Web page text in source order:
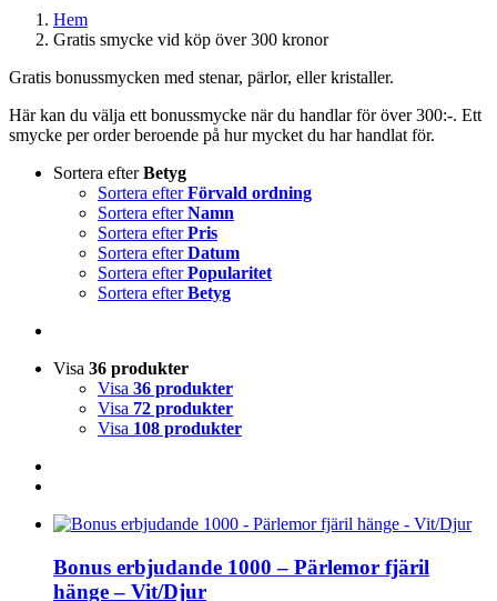
Hem
Gratis smycke vid köp över 300 kronor
Gratis bonussmycken med stenar, pärlor, eller kristaller.
Här kan du välja ett bonussmycke när du handlar för över 300:-. Ett
smycke per order beroende på hur mycket du har handlat för.
Sortera efterBetyg
Sortera efterFörvald ordning
Sortera efterNamn
Sortera efterPris
Sortera efterDatum
Sortera efterPopularitet
Sortera efterBetyg
Visa 36 produkter
Visa 36 produkter
Visa 72 produkter
Visa 108 produkter
Bonus erbjudande 1000 – Pärlemor fjäril
hänge – Vit/Djur